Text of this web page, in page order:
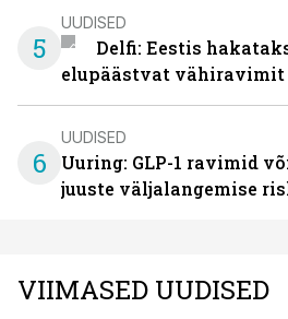
5
UUDISED
Delfi: Eestis
elupäästvat vähiravimit
6
UUDISED
Uuring: GLP-1 ravimid
juuste väljalangemise
VIIMASED UUDISED